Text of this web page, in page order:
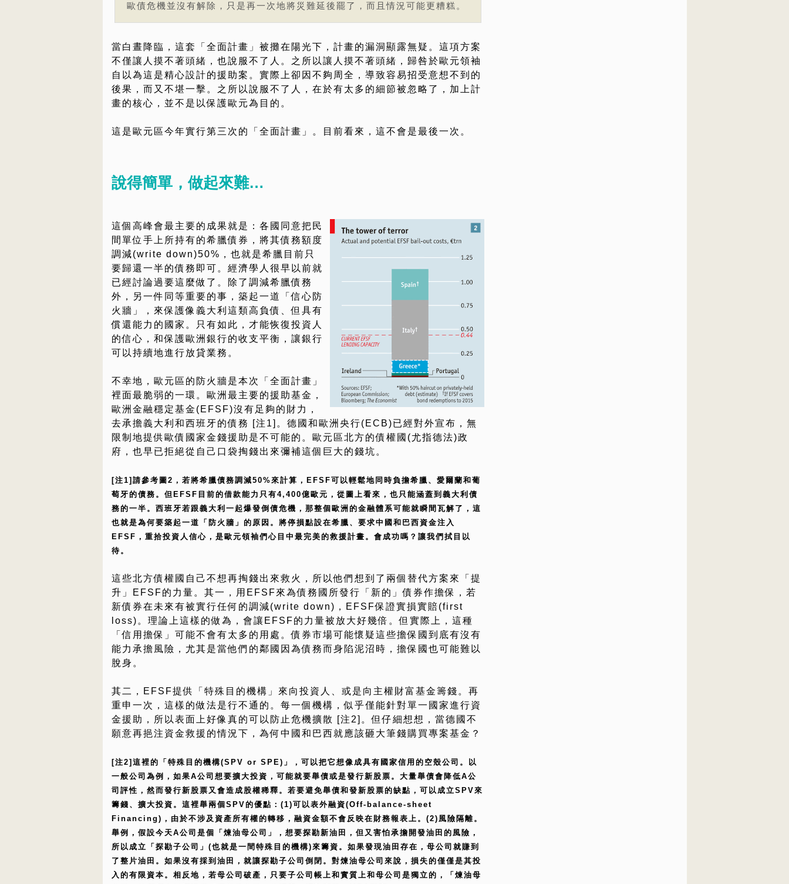
歐債危機並沒有解除，只是再一次地將災難延後罷了，而且情況可能更糟糕。
當白晝降臨，這套「全面計畫」被攤在陽光下，計畫的漏洞顯露無疑。這項方案
不僅讓人摸不著頭緒，也說服不了人。之所以讓人摸不著頭緒，歸咎於歐元領袖
自以為這是精心設計的援助案。實際上卻因不夠周全，導致容易招受意想不到的
後果，而又不堪一擊。之所以說服不了人，在於有太多的細節被忽略了，加上計
畫的核心，並不是以保護歐元為目的。
這是歐元區今年實行第三次的「全面計畫」。目前看來，這不會是最後一次。
說得簡單，做起來難…
這個高峰會最主要的成果就是：各國同意把民
間單位手上所持有的希臘債券，將其債務額度
調減(write down)50%，也就是希臘目前只
要歸還一半的債務即可。經濟學人很早以前就
已經討論過要這麼做了。除了調減希臘債務
外，另一件同等重要的事，築起一道「信心防
火牆」，來保護像義大利這類高負債、但具有
償還能力的國家。只有如此，才能恢復投資人
的信心，和保護歐洲銀行的收支平衡，讓銀行
可以持續地進行放貸業務。
不幸地，歐元區的防火牆是本次「全面計畫」
裡面最脆弱的一環。歐洲最主要的援助基金，
歐洲金融穩定基金(EFSF)沒有足夠的財力，
去承擔義大利和西班牙的債務 [注1]。德國和歐洲央行(ECB)已經對外宣布，無
限制地提供歐債國家金錢援助是不可能的。歐元區北方的債權國(尤指德法)政
府，也早已拒絕從自己口袋掏錢出來彌補這個巨大的錢坑。
[注1]請參考圖2，若將希臘債務調減50%來計算，EFSF可以輕鬆地同時負擔希臘、愛爾蘭和葡
萄牙的債務。但EFSF目前的借款能力只有4,400億歐元，從圖上看來，也只能涵蓋到義大利債
務的一半。西班牙若跟義大利一起爆發倒債危機，那整個歐洲的金融體系可能就瞬間瓦解了，這
也就是為何要築起一道「防火牆」的原因。將停損點設在希臘、要求中國和巴西資金注入
EFSF，重拾投資人信心，是歐元領袖們心目中最完美的救援計畫。會成功嗎？讓我們拭目以
待。
這些北方債權國自己不想再掏錢出來救火，所以他們想到了兩個替代方案來「提
升」EFSF的力量。其一，用EFSF來為債務國所發行「新的」債券作擔保，若
新債券在未來有被實行任何的調減(write down)，EFSF保證實損實賠(first
loss)。理論上這樣的做為，會讓EFSF的力量被放大好幾倍。但實際上，這種
「信用擔保」可能不會有太多的用處。債券市場可能懷疑這些擔保國到底有沒有
能力承擔風險，尤其是當他們的鄰國因為債務而身陷泥沼時，擔保國也可能難以
脫身。
其二，EFSF提供「特殊目的機構」來向投資人、或是向主權財富基金籌錢。再
重申一次，這樣的做法是行不通的。每一個機構，似乎僅能針對單一國家進行資
金援助，所以表面上好像真的可以防止危機擴散 [注2]。但仔細想想，當德國不
願意再挹注資金救援的情況下，為何中國和巴西就應該砸大筆錢購買專案基金？
[注2]這裡的「特殊目的機構(SPV or SPE)」，可以把它想像成具有國家信用的空殼公司。以
一般公司為例，如果A公司想要擴大投資，可能就要舉債或是發行新股票。大量舉債會降低A公
司評性，然而發行新股票又會造成股權稀釋。若要避免舉債和發新股票的缺點，可以成立SPV來
籌錢、擴大投資。這裡舉兩個SPV的優點：(1)可以表外融資(Off-balance-sheet
Financing)，由於不涉及資產所有權的轉移，融資金額不會反映在財務報表上。(2)風險隔離。
舉例，假設今天A公司是個「煉油母公司」，想要探勘新油田，但又害怕承擔開發油田的風險，
所以成立「探勘子公司」(也就是一間特殊目的機構)來籌資。如果發現油田存在，母公司就賺到
了整片油田。如果沒有採到油田，就讓探勘子公司倒閉。對煉油母公司來說，損失的僅僅是其投
入的有限資本。相反地，若母公司破產，只要子公司帳上和實質上和母公司是獨立的，「煉油母